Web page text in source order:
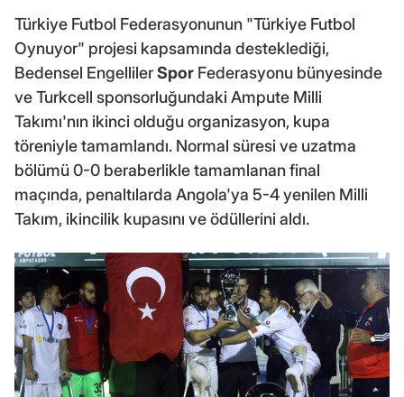
Türkiye Futbol Federasyonunun "Türkiye Futbol
Oynuyor" projesi kapsamında desteklediği,
Bedensel EngellilerSpor Federasyonu bünyesinde
ve Turkcell sponsorluğundaki Ampute Milli
Takımı'nın ikinci olduğu organizasyon, kupa
töreniyle tamamlandı. Normal süresi ve uzatma
bölümü 0-0 beraberlikle tamamlanan final
maçında, penaltılarda Angola'ya 5-4 yenilen Milli
Takım, ikincilik kupasını ve ödüllerini aldı.